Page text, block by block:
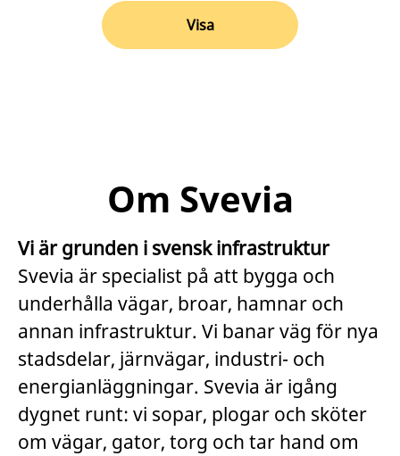
Visa
Om Svevia
Vi är grunden i svensk infrastruktur
Svevia är specialist på att bygga och
underhålla vägar, broar, hamnar och
annan infrastruktur. Vi banar väg för nya
stadsdelar, järnvägar, industri- och
energianläggningar. Svevia är igång
dygnet runt: vi sopar, plogar och sköter
om vägar, gator, torg och tar hand om